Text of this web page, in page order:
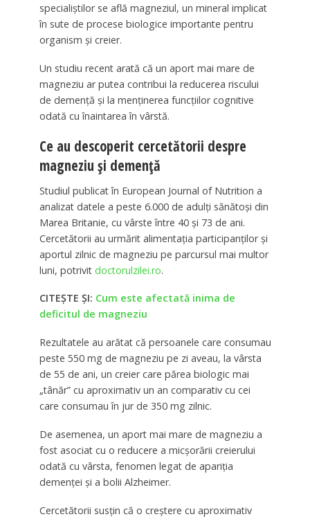
specialiștilor se află magneziul, un mineral implicat
în sute de procese biologice importante pentru
organism și creier.
Un studiu recent arată că un aport mai mare de
magneziu ar putea contribui la reducerea riscului
de demență și la menținerea funcțiilor cognitive
odată cu înaintarea în vârstă.
Ce au descoperit cercetătorii despre
magneziu și demență
Studiul publicat în European Journal of Nutrition a
analizat datele a peste 6.000 de adulți sănătoși din
Marea Britanie, cu vârste între 40 și 73 de ani.
Cercetătorii au urmărit alimentația participanților și
aportul zilnic de magneziu pe parcursul mai multor
luni, potrivit doctorulzilei.ro.
CITEȘTE ȘI: Cum este afectată inima de
deficitul de magneziu
Rezultatele au arătat că persoanele care consumau
peste 550 mg de magneziu pe zi aveau, la vârsta
de 55 de ani, un creier care părea biologic mai
„tânăr” cu aproximativ un an comparativ cu cei
care consumau în jur de 350 mg zilnic.
De asemenea, un aport mai mare de magneziu a
fost asociat cu o reducere a micșorării creierului
odată cu vârsta, fenomen legat de apariția
demenței și a bolii Alzheimer.
Cercetătorii susțin că o creștere cu aproximativ